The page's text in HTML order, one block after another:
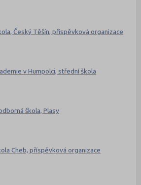
Český Těšín, příspěvková organizace
v Humpolci, střední škola
škola, Plasy
Cheb, příspěvková organizace